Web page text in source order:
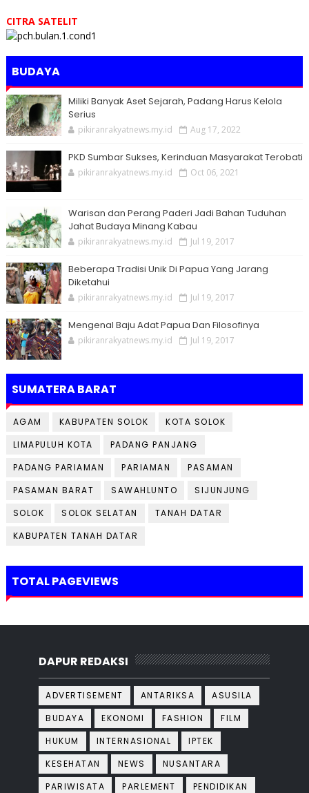
CITRA SATELIT
BUDAYA
Miliki Banyak Aset Sejarah, Padang Harus Kelola
Serius
pikiranrakyatnews.my.id Aug 17, 2022
PKD Sumbar Sukses, Kerinduan Masyarakat Terobati
pikiranrakyatnews.my.id Oct 06, 2021
Warisan dan Perang Paderi Jadi Bahan Tuduhan
Jahat Budaya Minang Kabau
pikiranrakyatnews.my.id Jul 19, 2017
Beberapa Tradisi Unik Di Papua Yang Jarang
Diketahui
pikiranrakyatnews.my.id Jul 19, 2017
Mengenal Baju Adat Papua Dan Filosofinya
pikiranrakyatnews.my.id Jul 19, 2017
SUMATERA BARAT
AGAM KABUPATEN SOLOK
KOTA SOLOK
LIMAPULUH KOTA
PADANG PANJANG
PADANG PARIAMAN
PARIAMAN
PASAMAN
PASAMAN BARAT
SAWAHLUNTO
SIJUNJUNG
SOLOK
SOLOK SELATAN
TANAH DATAR
KABUPATEN TANAH DATAR
TOTAL PAGEVIEWS
DAPUR REDAKSI
ADVERTISEMENT ANTARIKSA
ASUSILA
BUDAYA
EKONOMI FASHION
FILM
HUKUM
INTERNASIONAL
IPTEK
KESEHATAN
NEWS
NUSANTARA
PARIWISATA
PARLEMENT
PENDIDIKAN